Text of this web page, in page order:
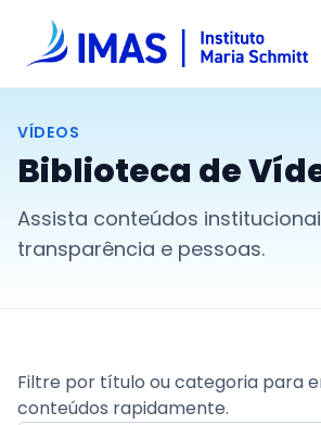
VÍDEOS
Biblioteca de
Assista conteúdos
transparência e pessoas.
Filtre por título ou categoria para
conteúdos rapidamente.